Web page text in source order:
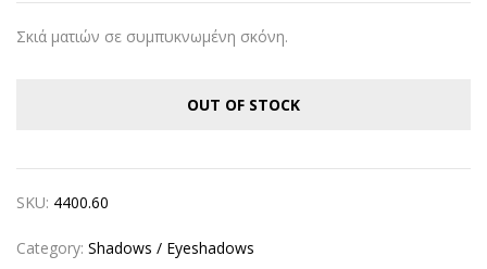
Σκιά ματιών σε συμπυκνωμένη σκόνη.
OUT OF STOCK
SKU: 4400.60
Category: Shadows / Eyeshadows